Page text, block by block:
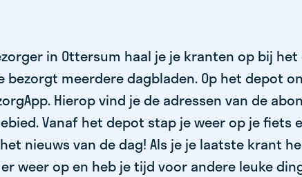
in Ottersum haal je je kranten op bij
bezorgt meerdere dagbladen. Op het depot
Hierop vind je de adressen van de
Vanaf het depot stap je weer op je fiets
nieuws van de dag! Als je je laatste krant
weer op en heb je tijd voor andere leuke